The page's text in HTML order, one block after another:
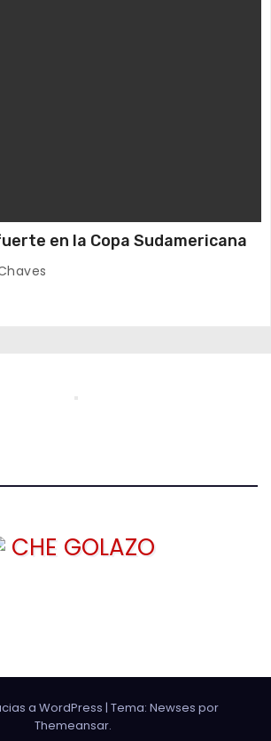
en la Copa Sudamericana
a WordPress | Tema: Newses por
Themeansar.